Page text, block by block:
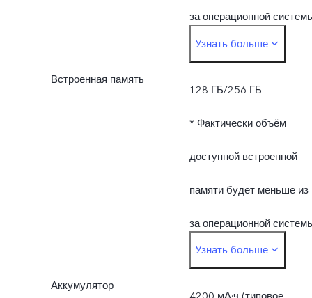
за операционной
и предустановленных
приложений.
Узнать больше
Встроенная память
128 ГБ/256 ГБ
* Фактически объём
доступной встроенной
памяти будет меньше из-
за операционной
и предустановленных
приложений.
Узнать больше
Аккумулятор